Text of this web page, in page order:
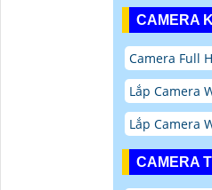
CAMERA
Camera Full
Lắp Camera
Lắp Camera
CAMERA